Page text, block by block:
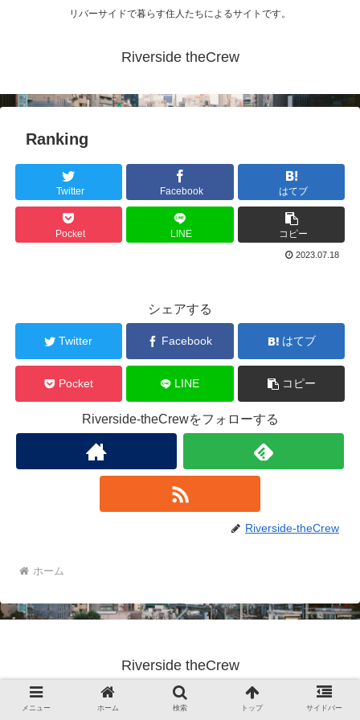
リバーサイドで暮らす住人たちによるサイトです。
Riverside theCrew
Ranking
Twitter Facebook はてブ
Pocket LINE コピー
2023.07.18
シェアする
Twitter Facebook はてブ
Pocket LINE コピー
Riverside-theCrewをフォローする
Riverside-theCrew
ホーム
Riverside theCrew
© 2023 Riverside theCrew.
メニュー ホーム 検索 トップ サイドバー